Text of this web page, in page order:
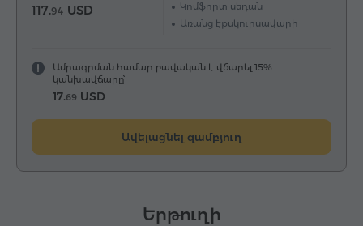
117.94 USD
Կոմֆորտ սեդան
Առանց էքսկուրսավարի
Ամրագրման համար բավական է վճարել 15%
կանխավճարը՝
17.69 USD
Ավելացնել զամբյուղ
Երթուղի